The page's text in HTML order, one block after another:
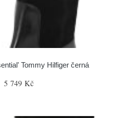
Tommy Hilfiger černá
5 749 Kč